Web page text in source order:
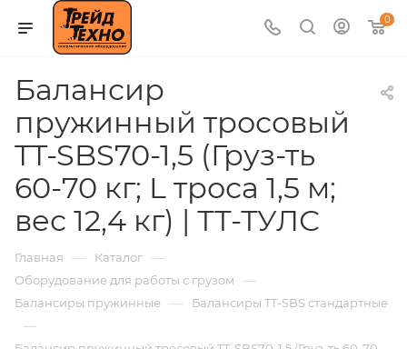
0
Балансир
пружинный тросовый
TT-SBS70-1,5 (Груз-ть
60-70 кг; L троса 1,5 м;
вес 12,4 кг) | ТТ-ТУЛС
Главная — Каталог —
Оборудование для работы с грузом —
Балансиры пружинные — Балансиры TT-SBS стандартные
—